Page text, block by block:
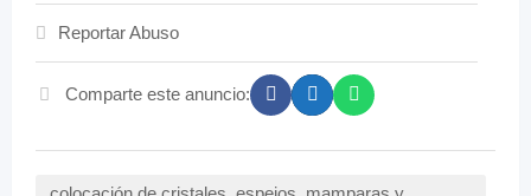
Reportar Abuso
Comparte este anuncio: